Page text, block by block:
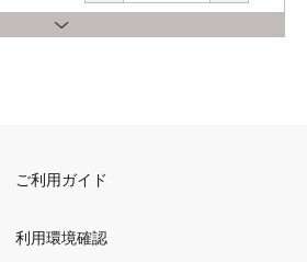
ご利用ガイド
利用環境確認